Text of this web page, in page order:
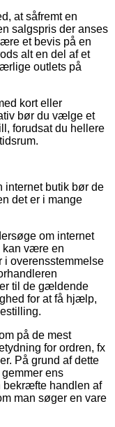
at såfremt en
salgspris der anses
et bevis på en
alt en del af et
outlets på
kort eller
bør du vælge et
forudsat du hellere
internet butik bør de
det er i mange
om internet
kan være en
i overensstemmelse
til de gældende
for at få hjælp,
på de mest
for ordren, fx
På grund af dette
ens
bekræfte handlen af
man søger en vare